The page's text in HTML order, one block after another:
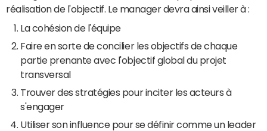
réalisation de l'objectif. Le manager devra ainsi veiller à :
La cohésion de l'équipe
Faire en sorte de concilier les objectifs de chaque
partie prenante avec l'objectif global du projet
transversal
Trouver des stratégies pour inciter les acteurs à
s'engager
Utiliser son influence pour se définir comme un leader